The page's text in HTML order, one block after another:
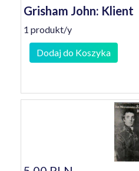
Grisham John: Klient
1 produkt/y
Dodaj do Koszyka